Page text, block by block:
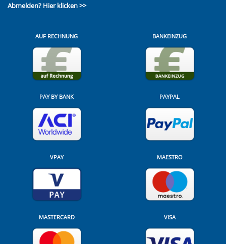
Abmelden? Hier klicken >>
AUF RECHNUNG BANKEINZUG
PAY BY BANK PAYPAL
VPAY MAESTRO
MASTERCARD VISA